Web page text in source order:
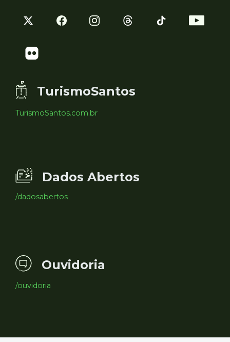
TurismoSantos
TurismoSantos.com.br
Dados Abertos
/dadosabertos
Ouvidoria
/ouvidoria